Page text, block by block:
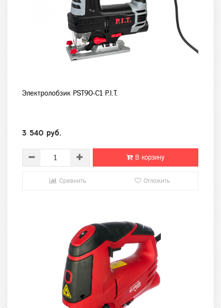
Электролобзик PST90-C1 P.I.T.
3 540 руб.
В корзину
Сравнить Отложить